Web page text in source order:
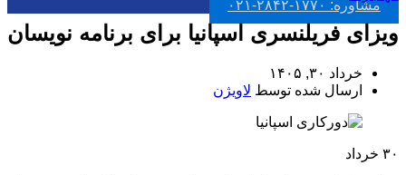
مشاوره: ۱۷۷۰-۲۸۴۲-۰۲۱
ویزای فریلنسری اسپانیا برای برنامه نویسان
خرداد ۳۰, ۱۴۰۵
ارسال شده توسط لاویژن
۳۰ خرداد